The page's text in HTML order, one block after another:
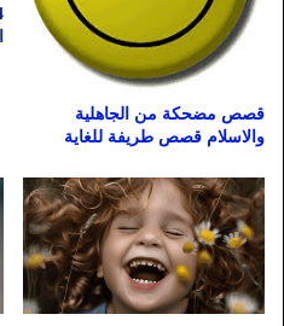
قصص مضحكة من الجاهلية
والاسلام قصص طريفة للغاية